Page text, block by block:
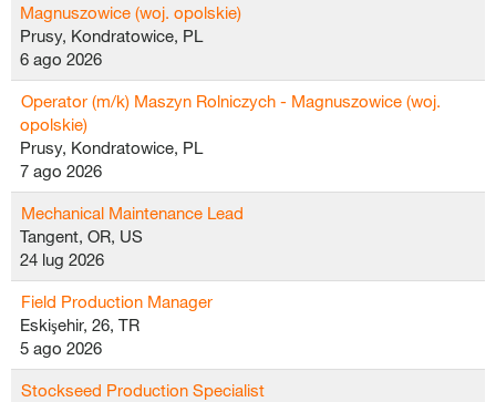
Magnuszowice (woj. opolskie)
Prusy, Kondratowice, PL
6 ago 2026
Operator (m/k) Maszyn Rolniczych - Magnuszowice (woj.
opolskie)
Prusy, Kondratowice, PL
7 ago 2026
Mechanical Maintenance Lead
Tangent, OR, US
24 lug 2026
Field Production Manager
Eskişehir, 26, TR
5 ago 2026
Stockseed Production Specialist